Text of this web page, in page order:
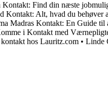
Kontakt: Find din næste
Kontakt: Alt, hvad du behøver
Madras Kontakt: En Guide
i Kontakt med
hos Lauritz.com • Linde